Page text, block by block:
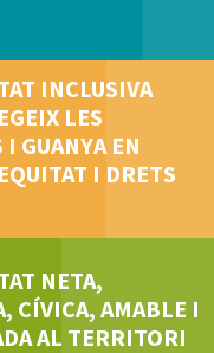
INCLUSIVA
LES
I GUANYA EN
I DRETS
NETA,
CÍVICA, AMABLE I
AL TERRITORI